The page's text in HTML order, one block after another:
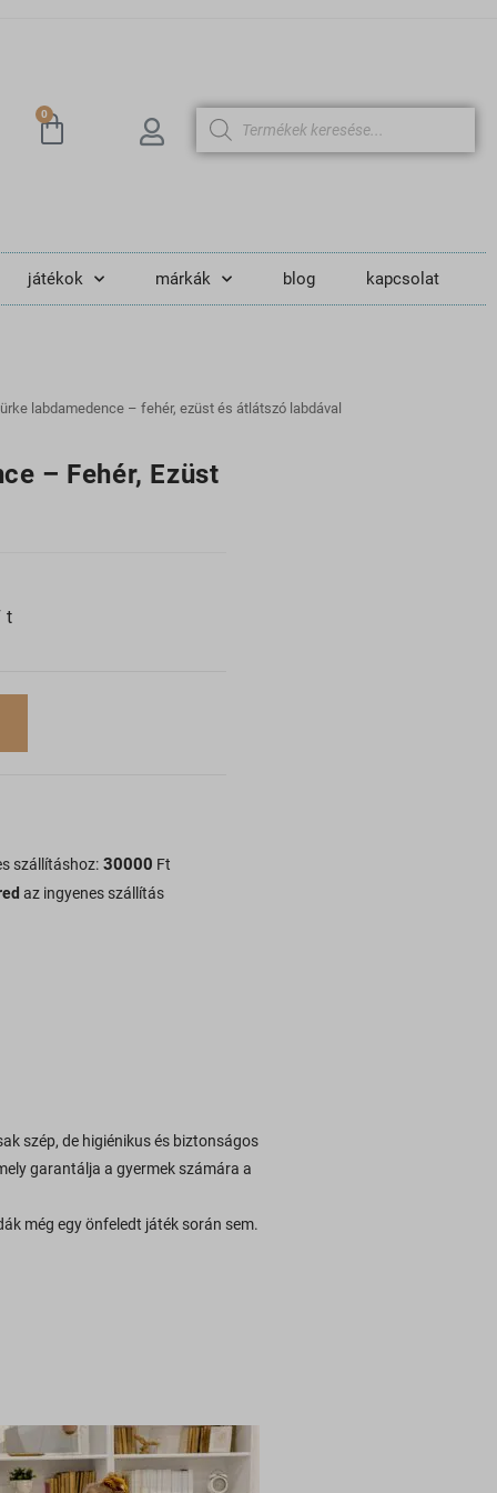
0
játékok márkák blog kapcsolat
labdamedence – fehér, ezüst és átlátszó labdával
– Fehér, Ezüst
szállításhoz: 30000 Ft
az ingyenes szállítás
szép, de higiénikus és biztonságos
garantálja a gyermek számára a
még egy önfeledt játék során sem.